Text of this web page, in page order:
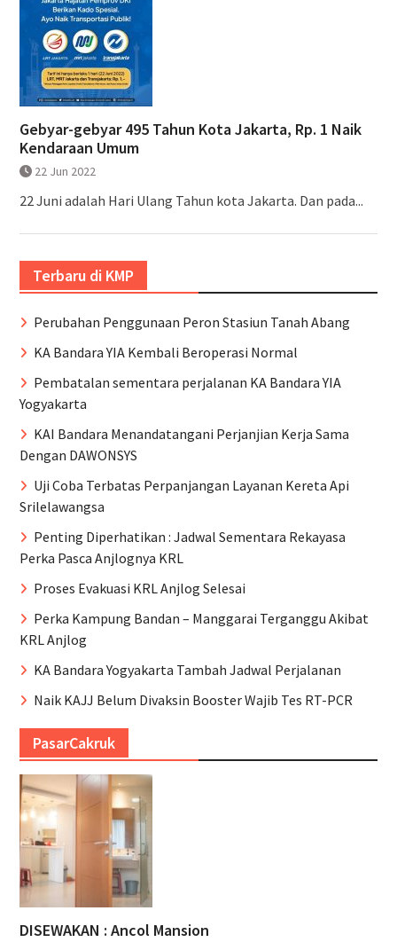
Gebyar-gebyar 495 Tahun Kota Jakarta, Rp. 1 Naik
Kendaraan Umum
22 Jun 2022
22 Juni adalah Hari Ulang Tahun kota Jakarta. Dan pada...
Terbaru di KMP
Perubahan Penggunaan Peron Stasiun Tanah Abang
KA Bandara YIA Kembali Beroperasi Normal
Pembatalan sementara perjalanan KA Bandara YIA
Yogyakarta
KAI Bandara Menandatangani Perjanjian Kerja Sama
Dengan DAWONSYS
Uji Coba Terbatas Perpanjangan Layanan Kereta Api
Srilelawangsa
Penting Diperhatikan : Jadwal Sementara Rekayasa
Perka Pasca Anjlognya KRL
Proses Evakuasi KRL Anjlog Selesai
Perka Kampung Bandan – Manggarai Terganggu Akibat
KRL Anjlog
KA Bandara Yogyakarta Tambah Jadwal Perjalanan
Naik KAJJ Belum Divaksin Booster Wajib Tes RT-PCR
PasarCakruk
DISEWAKAN : Ancol Mansion